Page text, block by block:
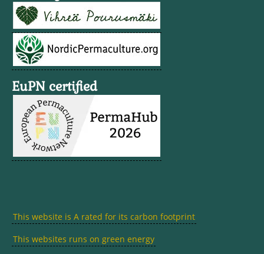
EuPN certified
This website is A rated for its carbon footprint
This websites runs on green energy